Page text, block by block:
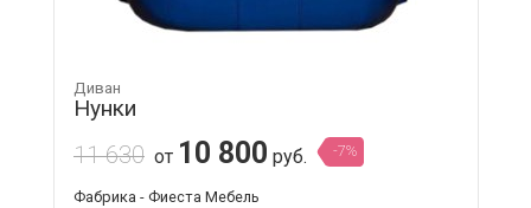
Диван
Нунки
11 630 от 10 800 руб. -7%
Фабрика - Фиеста Мебель